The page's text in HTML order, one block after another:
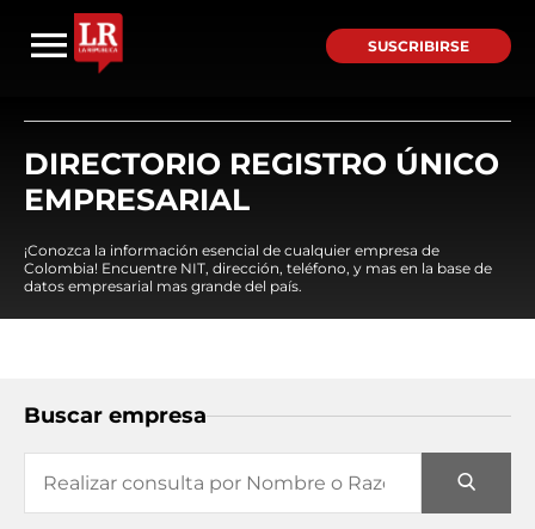
SUSCRIBIRSE
DIRECTORIO REGISTRO ÚNICO
EMPRESARIAL
¡Conozca la información esencial de cualquier empresa de
Colombia! Encuentre NIT, dirección, teléfono, y mas en la base de
datos empresarial mas grande del país.
Buscar empresa